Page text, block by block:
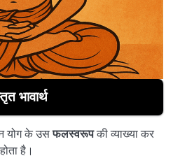
भावार्थ
योग के उसफलस्वरूपकी व्याख्या कर
है।